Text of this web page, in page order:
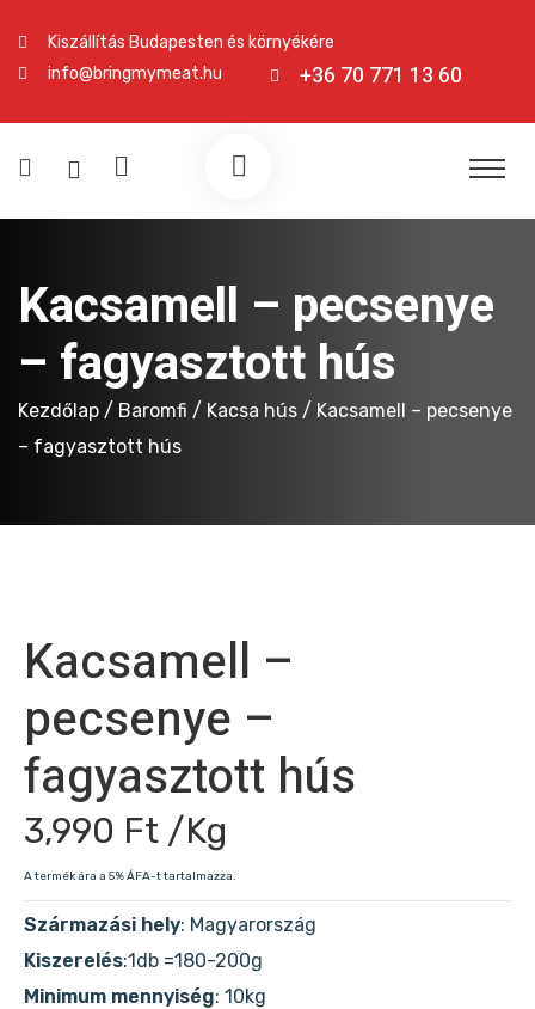
Kiszállítás Budapesten és környékére
info@bringmymeat.hu
+36 70 771 13 60
Kacsamell – pecsenye
– fagyasztott hús
Kezdőlap / Baromfi / Kacsa hús / Kacsamell – pecsenye
– fagyasztott hús
Kacsamell –
pecsenye –
fagyasztott hús
3,990 Ft /Kg
A termék ára a 5% ÁFA-t tartalmazza.
Származási hely: Magyarország
Kiszerelés:1db =180-200g
Minimum mennyiség: 10kg